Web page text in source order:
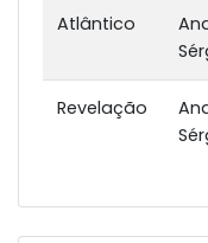
Atlântico
Revelação